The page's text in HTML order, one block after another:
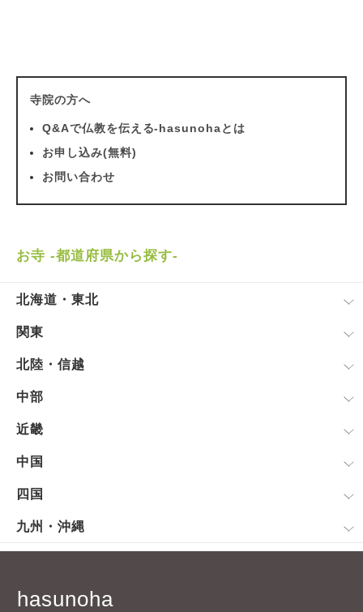
寺院の方へ
Q&Aで仏教を伝える-hasunohaとは
お申し込み(無料)
お問い合わせ
お寺 -都道府県から探す-
北海道・東北
関東
北陸・信越
中部
近畿
中国
四国
九州・沖縄
hasunoha